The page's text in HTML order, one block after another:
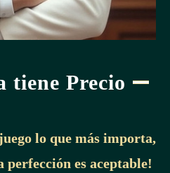
tiene Precio
lo que más importa,
perfección es aceptable!